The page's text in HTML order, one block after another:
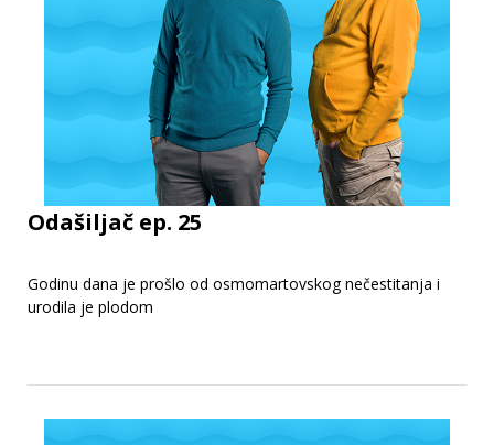
Odašiljač ep. 25
Godinu dana je prošlo od osmomartovskog nečestitanja i
urodila je plodom